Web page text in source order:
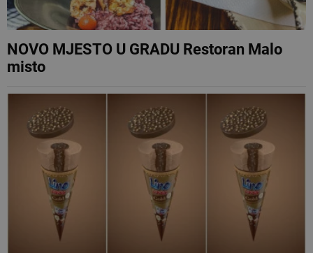
NOVO MJESTO U GRADU Restoran Malo
misto